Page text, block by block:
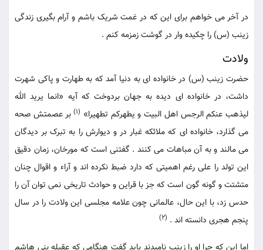
در آخر می خواهم برای این که در غمت شریک باشم و آرام بگیری زندگی
زینب (س) را چکیده وار در گوشت زمزمه کنم .
ولادت
حضرت زینب (س) در خانواده ای به دنیا آمد که به طهارت و پاکی شهرت
داشت، در خانواده ای دیده به جهان بردوخت که آیه «انما یرید الله
لیذهب عنکم الرجس اهل البیت و یطهرکم تطهیرا» (1)
بر عصمتش صحه
می گذارد، خانواده ای که ملائکه غبار در و دیوارش را به تبرک بر دیدگان
می مالند و به آن مباهات می کنند . گفتنی است که مورخان، زمان دقیق
این تولد را علی رغم اهمیتی که دارد ضبط نکرده اند و آراء و اقوال چنان
متشتت و گونه گون است که جز با قراین و حوادث تاریخی نمی توان آن را
حدس زد، با این حال، عالمانی چون علامه مجلسی این ولادت را در سال
پنجم هجری دانسته اند . (2)